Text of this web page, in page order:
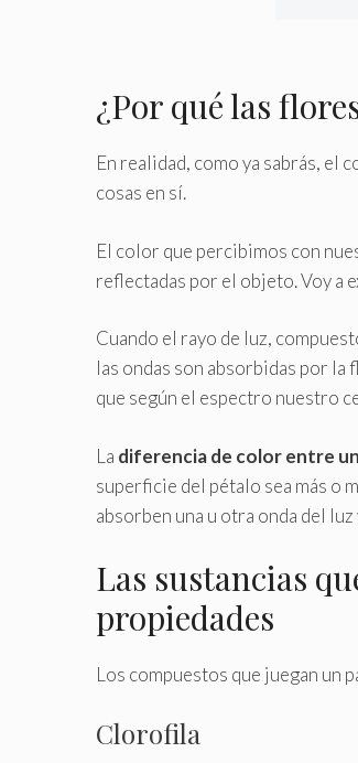
¿Por qué las
En realidad, como ya sabrás, el
cosas en sí.
El color que percibimos con
reflectadas por el objeto. Voy a
Cuando el rayo de luz,
las ondas son absorbidas por
que según el espectro nuestro
La diferencia de color entre
superficie del pétalo sea más o
absorben una u otra onda del
Las sustancias
propiedades
Los compuestos que juegan un
Clorofila